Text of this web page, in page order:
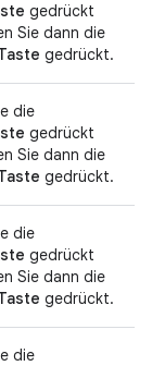
gedrückt
Sie dann die
gedrückt.
die
gedrückt
Sie dann die
gedrückt.
die
gedrückt
Sie dann die
gedrückt.
die